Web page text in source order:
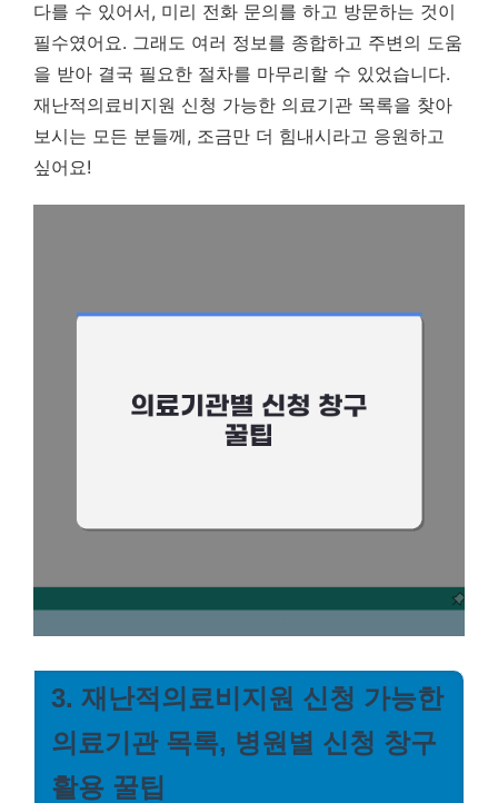
다를 수 있어서, 미리 전화 문의를 하고 방문하는 것이
필수였어요. 그래도 여러 정보를 종합하고 주변의 도움
을 받아 결국 필요한 절차를 마무리할 수 있었습니다.
재난적의료비지원 신청 가능한 의료기관 목록을 찾아
보시는 모든 분들께, 조금만 더 힘내시라고 응원하고
싶어요!
3. 재난적의료비지원 신청 가능한
의료기관 목록, 병원별 신청 창구
활용 꿀팁